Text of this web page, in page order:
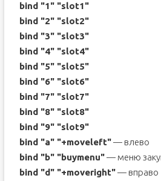
bind "1" "slot1"
bind "2" "slot2"
bind "3" "slot3"
bind "4" "slot4"
bind "5" "slot5"
bind "6" "slot6"
bind "7" "slot7"
bind "8" "slot8"
bind "9" "slot9"
bind "a" "+moveleft"— влево
bind "b" "buymenu"— меню
bind "d" "+moveright"— вправо